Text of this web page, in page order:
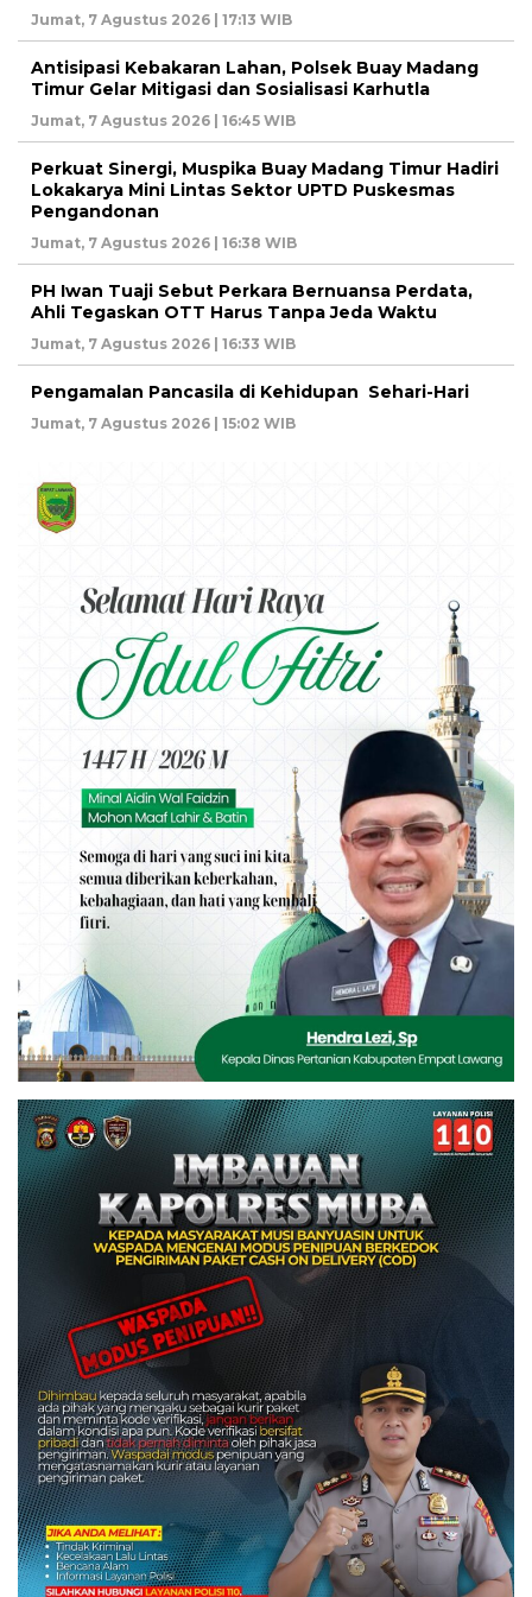
Jumat, 7 Agustus 2026 | 17:13 WIB
Antisipasi Kebakaran Lahan, Polsek Buay Madang
Timur Gelar Mitigasi dan Sosialisasi Karhutla
Jumat, 7 Agustus 2026 | 16:45 WIB
Perkuat Sinergi, Muspika Buay Madang Timur Hadiri
Lokakarya Mini Lintas Sektor UPTD Puskesmas
Pengandonan
Jumat, 7 Agustus 2026 | 16:38 WIB
PH Iwan Tuaji Sebut Perkara Bernuansa Perdata,
Ahli Tegaskan OTT Harus Tanpa Jeda Waktu
Jumat, 7 Agustus 2026 | 16:33 WIB
Pengamalan Pancasila di Kehidupan Sehari-Hari
Jumat, 7 Agustus 2026 | 15:02 WIB